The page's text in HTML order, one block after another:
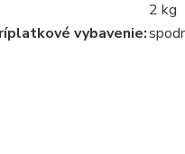
2 kg
vybavenie: